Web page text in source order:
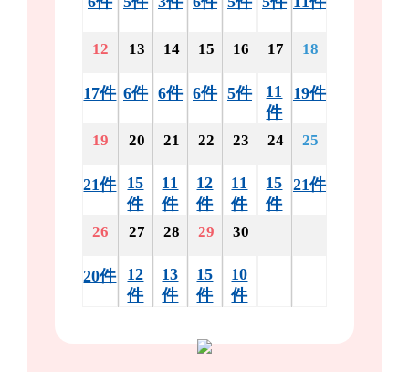
12
17件
13
6件
14
6件
15
6件
16
5件
17
11
件
18
19件
19
21件
20
15
件
21
11
件
22
12
件
23
11
件
24
15
件
25
21件
26
20件
27
12
件
28
13
件
29
15
件
30
10
件